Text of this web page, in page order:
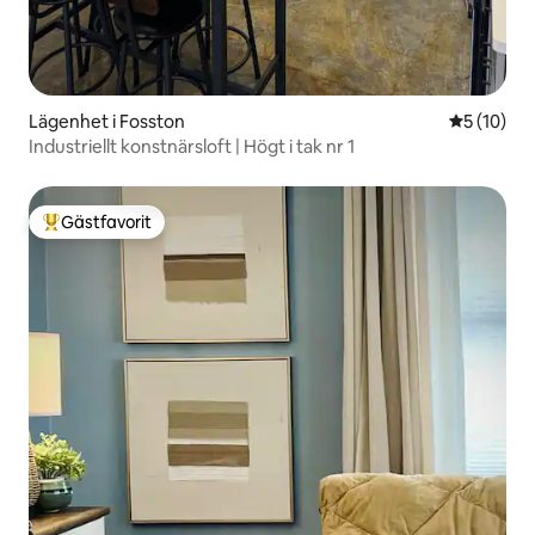
Lägenhet i Fosston 5 av 5 i
5 (10)
Industriellt konstnärsloft | Högt i tak nr 1
Populär gästfavorit
Gästfavorit